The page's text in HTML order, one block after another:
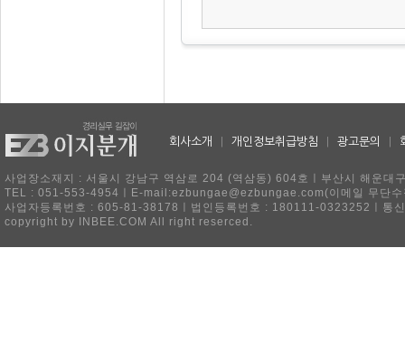
회사소개 개인정보취급방침 광고문의
사업장소재지 : 서울시 강남구 역삼로 204 (역삼동) 604호ㅣ부산시 해운
TEL : 051-553-4954ㅣE-mail:ezbungae@ezbungae.com(이메일 무단수
사업자등록번호 : 605-81-38178ㅣ법인등록번호 : 180111-0323252ㅣ통
copyright by INBEE.COM All right reserced.